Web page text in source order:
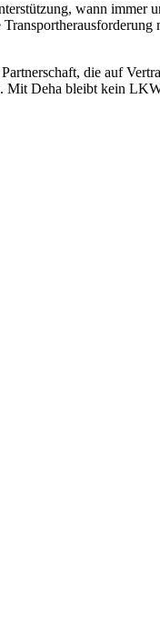
wann immer
die auf
Mit Deha bleibt kein